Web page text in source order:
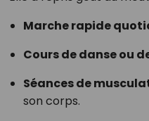
Marche rapide
Cours de danse ou
Séances de
son corps.